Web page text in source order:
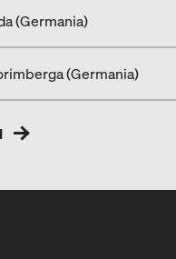
(Germania)
(Germania)